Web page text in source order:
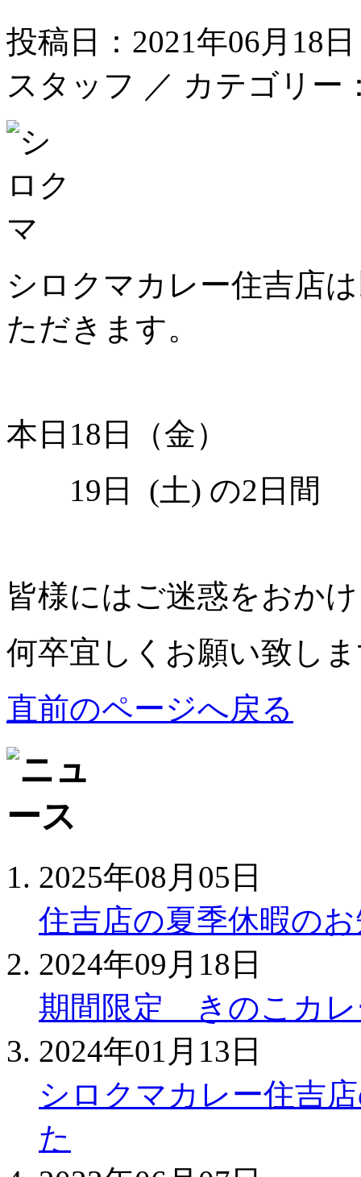
投稿日：2021年06月18
スタッフ ／ カテゴリー
シロクマカレー住吉店
ただきます。
本日18日（金）
19日 (土) の2日間
皆様にはご迷惑をおか
何卒宜しくお願い致し
直前のページへ戻る
2025年08月05日
住吉店の夏季休暇の
2024年09月18日
期間限定 きのこカ
2024年01月13日
シロクマカレー住吉
た